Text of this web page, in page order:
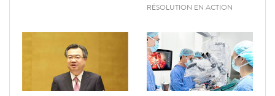
RÉSOLUTION EN ACTION